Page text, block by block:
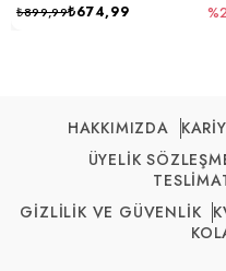
₺674,99
₺899,99
HAKKIMIZDA
ÜYELİK
GİZLİLİK VE GÜVENLİK